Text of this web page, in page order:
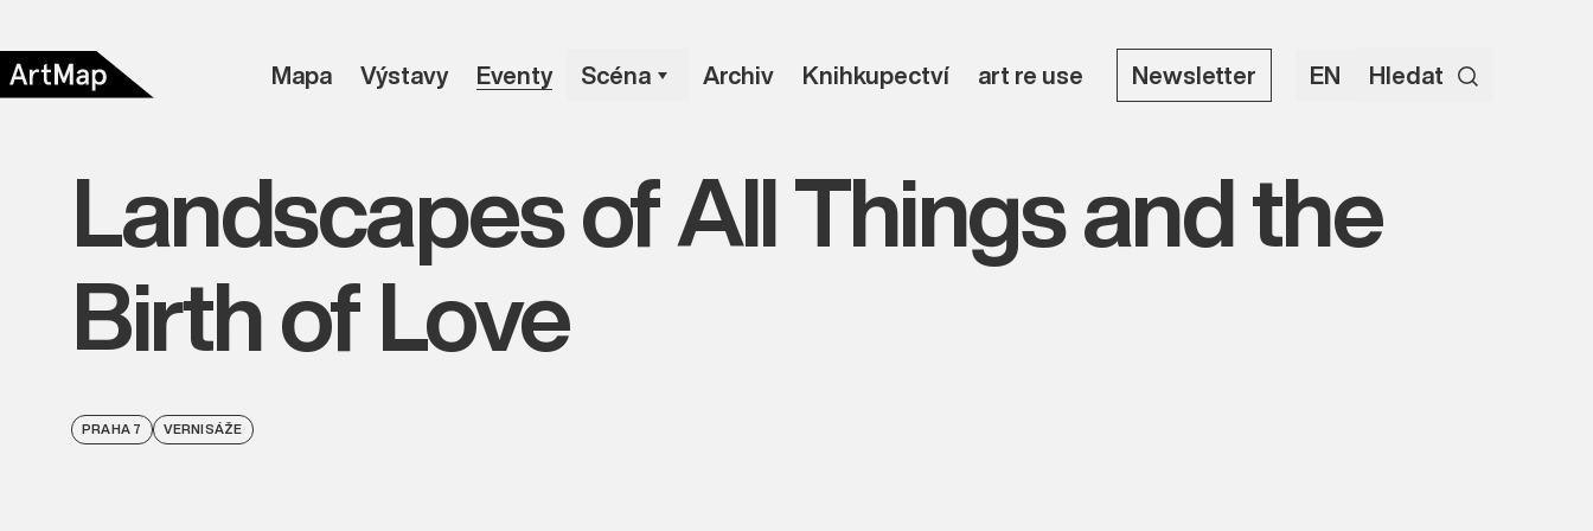
Mapa Výstavy Eventy Scéna Archiv Knihkupectví art re use Newsletter EN Hledat
Landscapes of All Things and the
Birth of Love
PRAHA 7 VERNISÁŽE